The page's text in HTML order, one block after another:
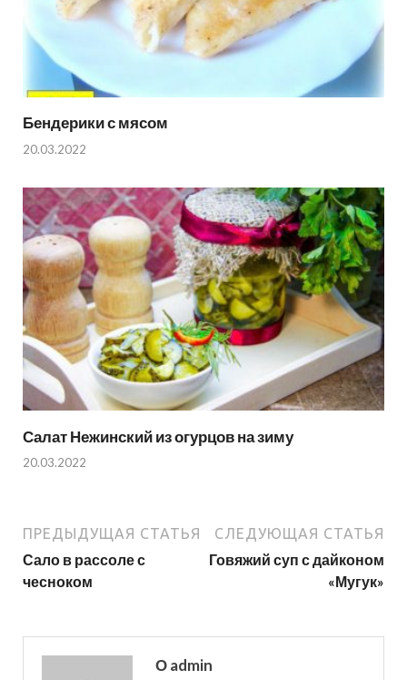
Бендерики с мясом
20.03.2022
Салат Нежинский из огурцов на зиму
20.03.2022
ПРЕДЫДУЩАЯ СТАТЬЯ
Сало в рассоле с
чесноком
СЛЕДУЮЩАЯ СТАТЬЯ
Говяжий суп с дайконом
«Мугук»
О admin